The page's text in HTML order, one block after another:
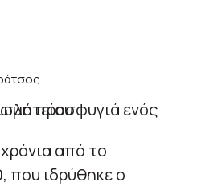
από το
που ιδρύθηκε ο